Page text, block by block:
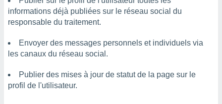
informations déjà publiées sur le réseau social du
responsable du traitement.
Envoyer des messages personnels et individuels via
les canaux du réseau social.
Publier des mises à jour de statut de la page sur le
profil de l'utilisateur.